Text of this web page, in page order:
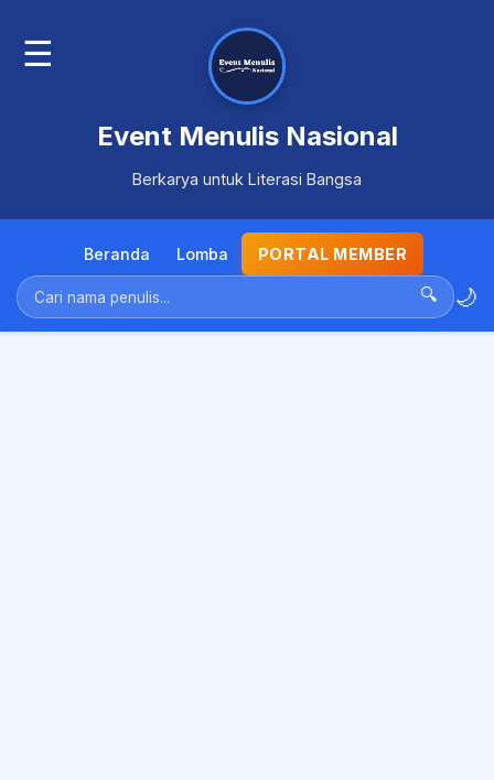
☰
Event Menulis Nasional
Berkarya untuk Literasi Bangsa
Beranda Lomba PORTAL MEMBER
🔍 🌙